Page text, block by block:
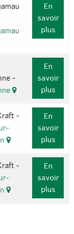
En
savoir
plus
-
En
savoir
plus
-
En
savoir
plus
-
En
savoir
plus